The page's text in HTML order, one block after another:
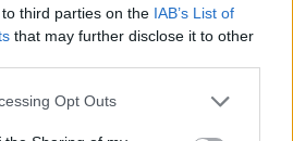
third parties on the IAB’s List of
that may further disclose it to other
Opt Outs
man följa lagar en stat som
stiftar?